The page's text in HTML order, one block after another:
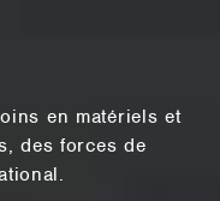
en matériels et
des forces de